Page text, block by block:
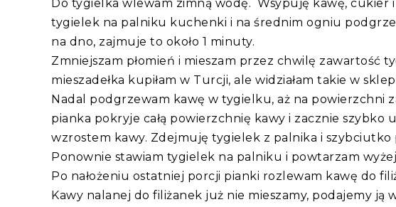
Do tygielka wlewam zimną wodę. Wsypuję kawę, cukier
tygielek na palniku kuchenki i na średnim ogniu
na dno, zajmuje to około 1 minuty.
Zmniejszam płomień i mieszam przez chwilę zawartość
mieszadełka kupiłam w Turcji, ale widziałam takie w
Nadal podgrzewam kawę w tygielku, aż na powierzchni
pianka pokryje całą powierzchnię kawy i zacznie szybko
wzrostem kawy. Zdejmuję tygielek z palnika i szybciutko
Ponownie stawiam tygielek na palniku i powtarzam
Po nałożeniu ostatniej porcji pianki rozlewam kawę do
Kawy nalanej do filiżanek już nie mieszamy, podajemy ją